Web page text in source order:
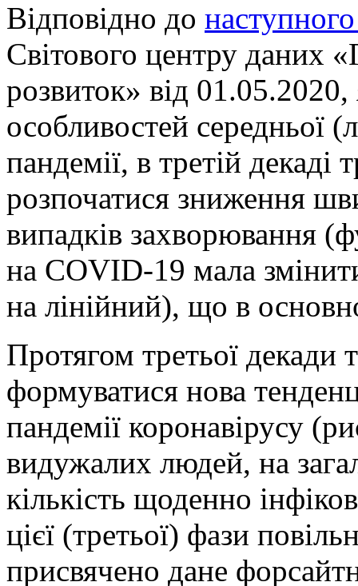
Відповідно до
Світового центру даних
розвиток» від
особливостей середньої
пандемії, в третій
розпочатися зниження
випадків захворювання
на COVID-19 мала
на лінійний), що в
Протягом третьої декади
формуватися нова
пандемії коронавірусу
видужалих людей, на
кількість щоденно
цієї (третьої) фази
присвячено дане